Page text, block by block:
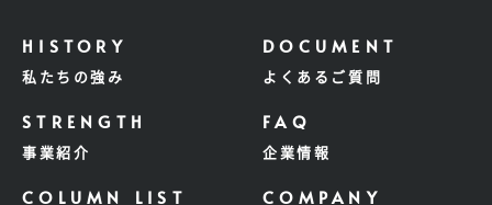
私たちの強み
事業紹介
よくあるご質問
企業情報